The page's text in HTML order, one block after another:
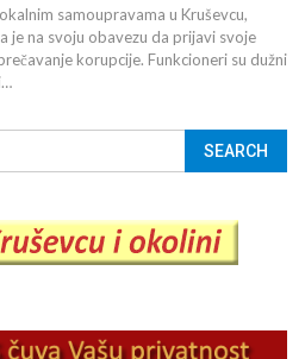
samoupravama u Kruševcu,
je na svoju obavezu da prijavi svoje
korupcije. Funkcioneri su dužni